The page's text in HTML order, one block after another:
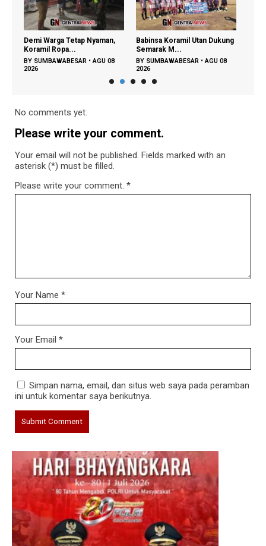
‎Demi Warga Tetap Nyaman,
Koramil Ropa...
SUMBAWABESAR •AGU 08
‎Babinsa Koramil Utan Dukung
Semarak M...
SUMBAWABESAR •AGU 08
Jelang
No comments yet.
Please write your comment.
Your email will not be published. Fields marked with an
asterisk (*) must be filled.
Please write your comment. *
Your Name *
Your Email *
Simpan nama, email, dan situs web saya pada peramban
ini untuk komentar saya berikutnya.